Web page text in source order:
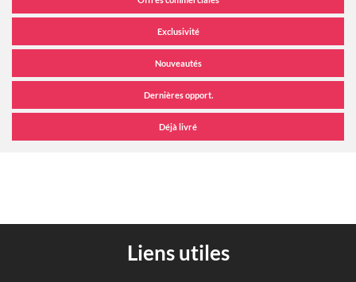
Liens utiles